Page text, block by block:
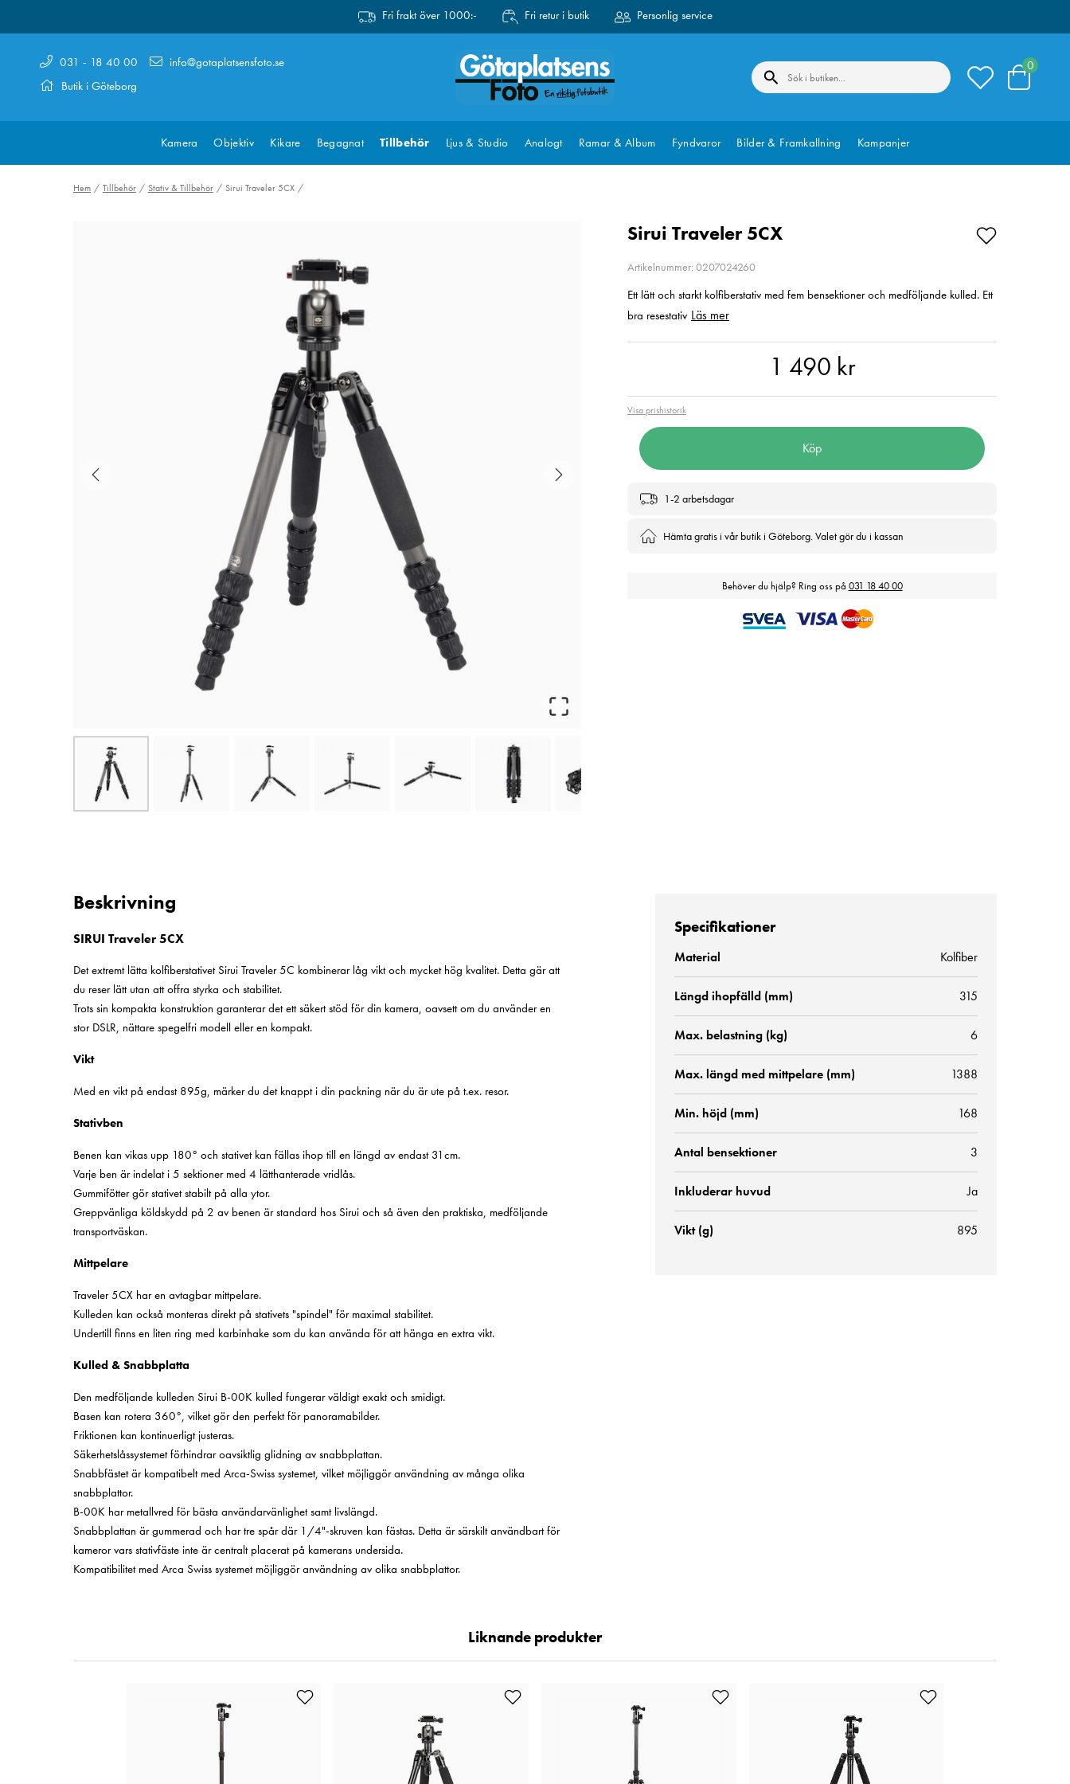
Fri frakt över 1000:- Fri retur i butik Personlig service
031 - 18 40 00
Butik i Göteborg
info@gotaplatsensfoto.se 0
Kamera Objektiv Kikare Begagnat Tillbehör Ljus & Studio Analogt Ramar & Album Fyndvaror Bilder & Framkallning Kampanjer
Hem Tillbehör Stativ & Tillbehör Sirui Traveler 5CX
Sirui Traveler 5CX
Artikelnummer: 0207024260
Ett lätt och starkt kolfiberstativ med fem bensektioner och medföljande kulled. Ett
bra resestativ Läs mer
1 490 kr
Visa prishistorik
Köp
1-2 arbetsdagar
Hämta gratis i vår butik i Göteborg. Valet gör du i kassan
Behöver du hjälp? Ring oss på 031 18 40 00
Beskrivning
SIRUI Traveler 5CX
Det extremt lätta kolfiberstativet Sirui Traveler 5C kombinerar låg vikt och mycket hög kvalitet. Detta gär att
du reser lätt utan att offra styrka och stabilitet.
Trots sin kompakta konstruktion garanterar det ett säkert stöd för din kamera, oavsett om du använder en
stor DSLR, nättare spegelfri modell eller en kompakt.
Vikt
Med en vikt på endast 895g, märker du det knappt i din packning när du är ute på t.ex. resor.
Stativben
Benen kan vikas upp 180° och stativet kan fällas ihop till en längd av endast 31cm.
Varje ben är indelat i 5 sektioner med 4 lätthanterade vridlås.
Gummifötter gör stativet stabilt på alla ytor.
Greppvänliga köldskydd på 2 av benen är standard hos Sirui och så även den praktiska, medföljande
transportväskan.
Mittpelare
Traveler 5CX har en avtagbar mittpelare.
Kulleden kan också monteras direkt på stativets "spindel" för maximal stabilitet.
Undertill finns en liten ring med karbinhake som du kan använda för att hänga en extra vikt.
Kulled & Snabbplatta
Den medföljande kulleden Sirui B-00K kulled fungerar väldigt exakt och smidigt.
Basen kan rotera 360°, vilket gör den perfekt för panoramabilder.
Friktionen kan kontinuerligt justeras.
Säkerhetslåssystemet förhindrar oavsiktlig glidning av snabbplattan.
Snabbfästet är kompatibelt med Arca-Swiss systemet, vilket möjliggör användning av många olika
snabbplattor.
B-00K har metallvred för bästa användarvänlighet samt livslängd.
Snabbplattan är gummerad och har tre spår där 1/4"-skruven kan fästas. Detta är särskilt användbart för
kameror vars stativfäste inte är centralt placerat på kamerans undersida.
Kompatibilitet med Arca Swiss systemet möjliggör användning av olika snabbplattor.
Specifikationer
Material Kolfiber
Längd ihopfälld (mm) 315
Max. belastning (kg) 6
Max. längd med mittpelare (mm) 1388
Min. höjd (mm) 168
Antal bensektioner 3
Inkluderar huvud Ja
Vikt (g) 895
Liknande produkter